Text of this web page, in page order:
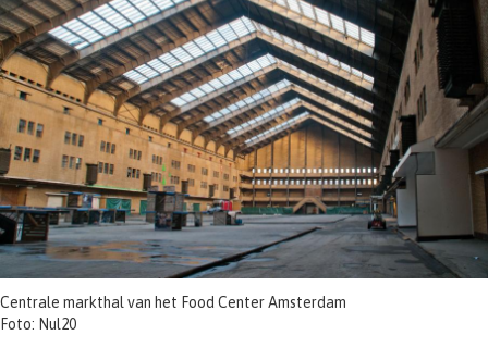
t
o
Centrale markthal van het Food Center Amsterdam
Foto: Nul20